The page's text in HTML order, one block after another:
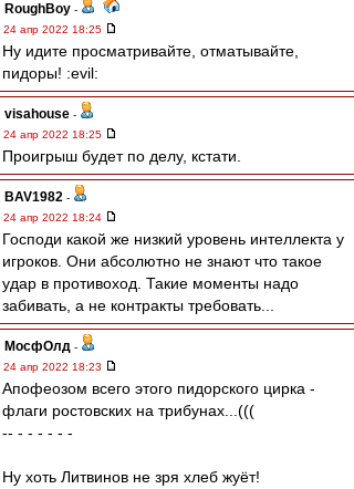
RoughBoy -
24 апр 2022 18:25
Ну идите просматривайте, отматывайте,
пидоры! :evil:
visahouse -
24 апр 2022 18:25
Проигрыш будет по делу, кстати.
BAV1982 -
24 апр 2022 18:24
Господи какой же низкий уровень интеллекта у
игроков. Они абсолютно не знают что такое
удар в противоход. Такие моменты надо
забивать, а не контракты требовать...
МосфОлд -
24 апр 2022 18:23
Апофеозом всего этого пидорского цирка -
флаги ростовских на трибунах...(((
-- - - - - - -
Ну хоть Литвинов не зря хлеб жуёт!